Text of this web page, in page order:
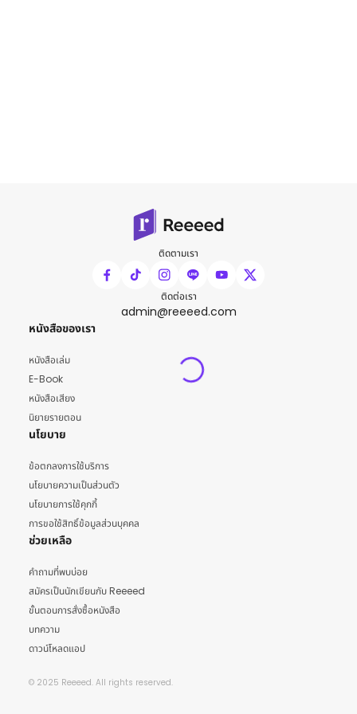
ติดตามเรา
ติดต่อเรา
admin@reeeed.com
หนังสือของเรา
หนังสือเล่ม
E-Book
หนังสือเสียง
นิยายรายตอน
นโยบาย
ข้อตกลงการใช้บริการ
นโยบายความเป็นส่วนตัว
นโยบายการใช้คุกกี้
การขอใช้สิทธิ์ข้อมูลส่วนบุคคล
ช่วยเหลือ
คำถามที่พบบ่อย
สมัครเป็นนักเขียนกับ Reeeed
ขั้นตอนการสั่งซื้อหนังสือ
บทความ
ดาวน์โหลดแอป
© 2025 Reeeed. All rights reserved.